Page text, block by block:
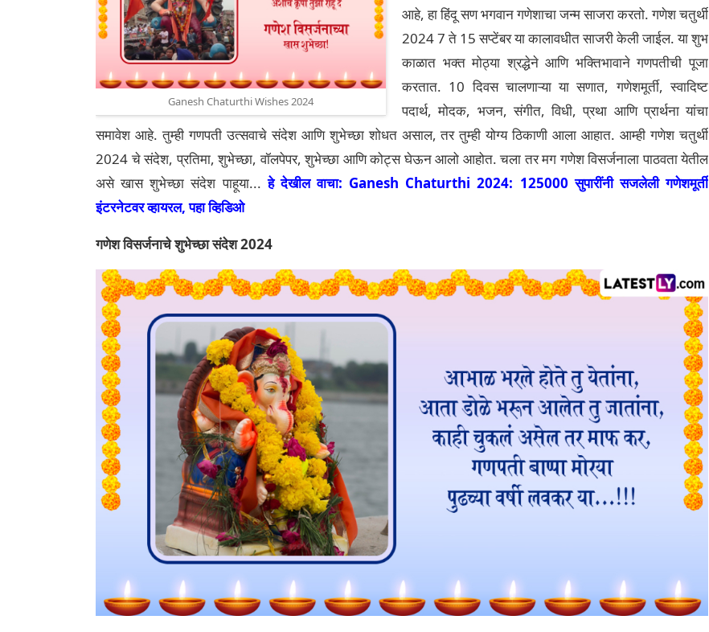
Ganesh Chaturthi Wishes 2024
आहे, हा हिंदू सण भगवान गणेशाचा जन्म साजरा करतो. गणेश चतुर्थी
2024 7 ते 15 सप्टेंबर या कालावधीत साजरी केली जाईल. या शुभ
काळात भक्त मोठ्या श्रद्धेने आणि भक्तिभावाने गणपतीची पूजा
करतात. 10 दिवस चालणाऱ्या या सणात, गणेशमूर्ती, स्वादिष्ट
पदार्थ, मोदक, भजन, संगीत, विधी, प्रथा आणि प्रार्थना यांचा
समावेश आहे. तुम्ही गणपती उत्सवाचे संदेश आणि शुभेच्छा शोधत असाल, तर तुम्ही योग्य ठिकाणी आला आहात. आम्ही गणेश चतुर्थी
2024 चे संदेश, प्रतिमा, शुभेच्छा, वॉलपेपर, शुभेच्छा आणि कोट्स घेऊन आलो आहोत. चला तर मग गणेश विसर्जनाला पाठवता येतील
असे खास शुभेच्छा संदेश पाहूया...हे देखील वाचा: Ganesh Chaturthi 2024: 125000 सुपारींनी सजलेली गणेशमूर्ती
इंटरनेटवर व्हायरल, पहा व्हिडिओ
गणेश विसर्जनाचे शुभेच्छा संदेश 2024